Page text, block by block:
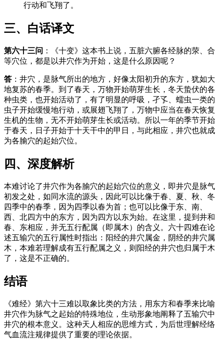
行动和飞翔了。
三、白话译文
第六十三问 ：《十变》这本书上说，五脏六腑各经脉的荥、合
等穴位，都是以井穴作为开始，这是什么原因呢？
答 ：井穴，是脉气所出的地方，好像太阳初升的东方，犹如大
地复苏的春季。到了春天，万物开始萌芽生长，冬天蛰伏的各
种虫类，也开始活动了，有了明显的呼吸，孑孓、蠕虫一类的
虫子开始缓慢地行动，或展翅飞翔了，万物中应当在春天恢复
生机的生物，无不开始萌芽生长或活动。所以一年的季节开始
于春天，日子开始于十天干中的甲日，与此相应，井穴也就成
为各腧穴的起始穴位。
四、深度解析
本难讨论了井穴作为各腧穴的起始穴位的意义，即井穴是脉气
初发之处，如同水流的源头，因此可以比像于春、夏、秋、冬
四季中的春季，因为四季以春为首；也可以比像于东、南、
西、北四方中的东方，因为四方以东为始。在这里，提到井和
春、东相应，并无五行配属（即属木）的含义。六十四难在论
述五输穴的五行属性时指出：阳经的井穴属金，阴经的井穴属
木，本难若理解成有五行配属之义，则阳经的井穴也归属于木
了，这是不正确的。
结语
《难经》第六十三难以取象比类的方法，用东方和春季来比喻
井穴作为脉气之起始的特殊地位，生动形象地阐释了五输穴中
井穴的根本意义。这种天人相应的思维方式，为后世理解经络
气血流注规律提供了重要的理论依据。